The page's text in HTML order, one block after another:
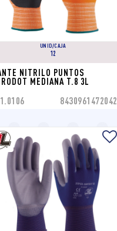
UNID/CAJA
12
NITRILO PUNTOS
MEDIANA T.8 3L
8430961472042